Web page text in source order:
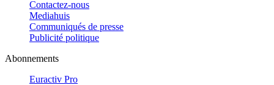
Contactez-nous
Mediahuis
Communiqués de presse
Publicité politique
Abonnements
Euractiv Pro